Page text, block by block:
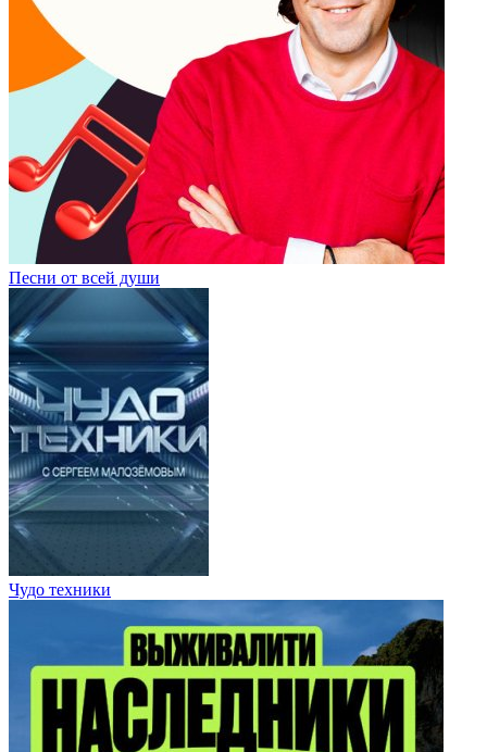
Песни от всей души
Чудо техники